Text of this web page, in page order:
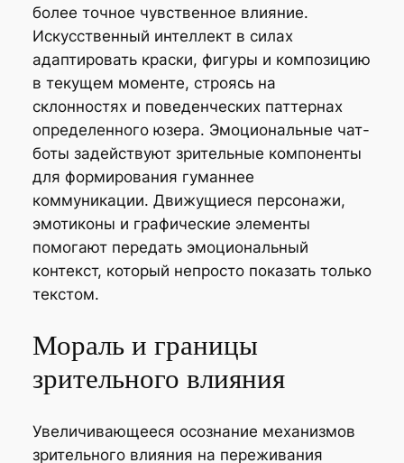
более точное чувственное влияние.
Искусственный интеллект в силах
адаптировать краски, фигуры и композицию
в текущем моменте, строясь на
склонностях и поведенческих паттернах
определенного юзера. Эмоциональные чат-
боты задействуют зрительные компоненты
для формирования гуманнее
коммуникации. Движущиеся персонажи,
эмотиконы и графические элементы
помогают передать эмоциональный
контекст, который непросто показать только
текстом.
Мораль и границы
зрительного влияния
Увеличивающееся осознание механизмов
зрительного влияния на переживания